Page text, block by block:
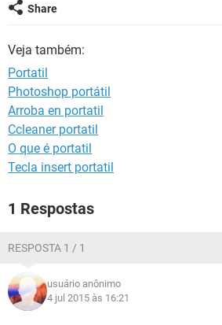
INSTAGRAM
INSTAGRAM
GUIA DE COMPRAS
Share
Veja também:
Portatil
Photoshop portátil
Arroba en portatil
Ccleaner portatil
O que é portatil
Tecla insert portatil
1 Respostas
RESPOSTA 1 / 1
usuário anônimo
4 jul 2015 às 16:21